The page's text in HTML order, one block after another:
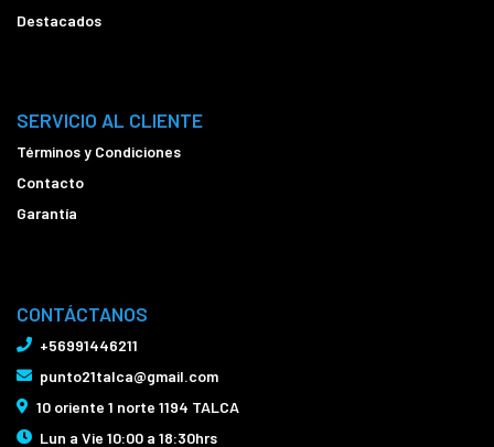
Destacados
SERVICIO AL CLIENTE
Términos y Condiciones
Contacto
Garantía
CONTÁCTANOS
+56991446211
punto21talca@gmail.com
10 oriente 1 norte 1194 TALCA
Lun a Vie 10:00 a 18:30hrs